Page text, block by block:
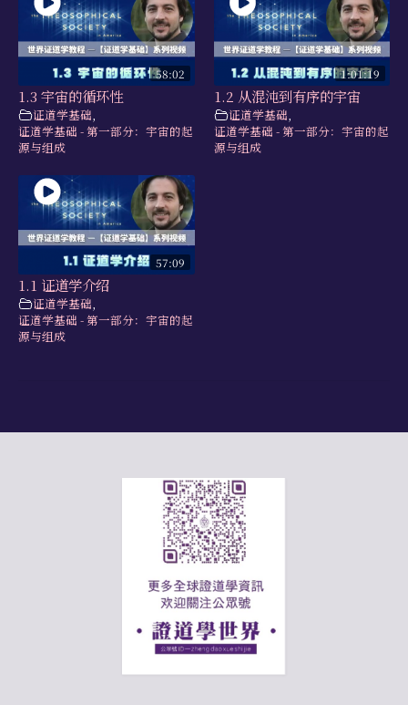
58:02
1.3 宇宙的循环性
证道学基础,
证道学基础 - 第一部分：宇宙的起
源与组成
1:01:19
1.2 从混沌到有序的宇宙
证道学基础,
证道学基础 - 第一部分：宇宙的起
源与组成
57:09
1.1 证道学介绍
证道学基础,
证道学基础 - 第一部分：宇宙的起
源与组成